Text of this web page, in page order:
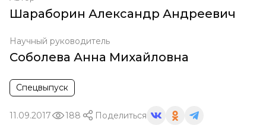
Шараборин Александр Андреевич
Научный руководитель
Соболева Анна Михайловна
Спецвыпуск
11.09.2017 188 Поделиться